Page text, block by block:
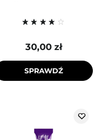
30,00 zł
SPRAWDŹ